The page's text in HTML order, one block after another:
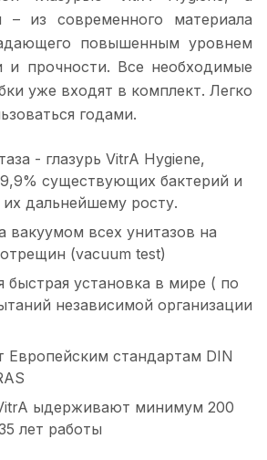
– из современного материала
повышенным уровнем
и прочности. Все необходимые
уже входят в комплект. Легко
годами.
- глазурь VitrA Hygiene,
существующих бактерий и
дальнейшему росту.
вакуумом всех унитазов на
(vacuum test)
быстрая установка в мире ( по
независимой организации
Европейским стандартам DIN
ыдерживают минимум 200
лет работы